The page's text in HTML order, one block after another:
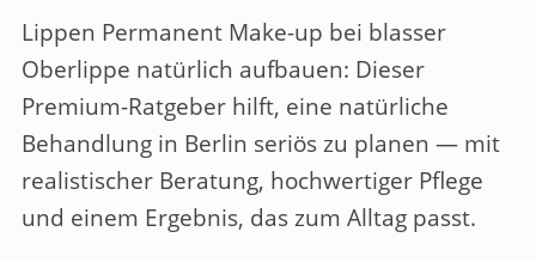
Lippen Permanent Make-up bei blasser
Oberlippe natürlich aufbauen: Dieser
Premium-Ratgeber hilft, eine natürliche
Behandlung in Berlin seriös zu planen — mit
realistischer Beratung, hochwertiger Pflege
und einem Ergebnis, das zum Alltag passt.